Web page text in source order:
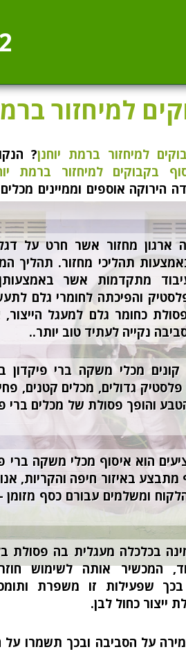
למיחזור
למיחזור ברמת יוחנן?
בקבוקים למיחזור ברמת
הירוקה אוספים וממיינים
ארגון מחזור אשר חרט על
תהליכי מחזור. תהליך
מתקדמות אשר
והפיכתה לחומרי גלם
כחומר גלם למעגל הייצור,
נקייה לעתיד טוב יותר..
קונים מכלי משקה ברי פיקדון
גדולים, מכלים קטנים,
והופך פסולת של מכלים ברי
הוא איסוף מכלי משקה ברי
מתבצע באיזור חיפה והקריות,
ומשלמים עבורם כסף מזומן
בכלכלה מעגלית בה פסולת
המכשיר אותה לשימוש
בכך שפעילות זו משפרת
ייצור כחול לבן.
על הסביבה ובכך תשמרו על